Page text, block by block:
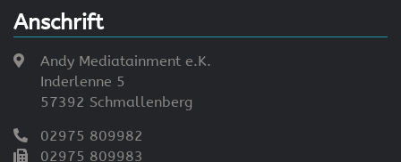
Anschrift
Andy Mediatainment e.K.
Inderlenne 5
57392 Schmallenberg
02975 809982
02975 809983